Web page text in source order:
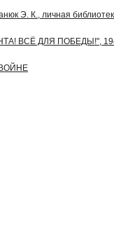
Э. К., личная
ВСЁ ДЛЯ ПОБЕДЫ!",